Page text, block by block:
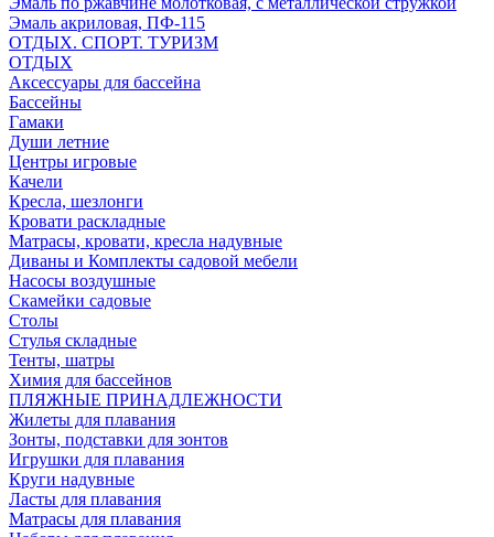
Эмаль акриловая, ПФ-115
ОТДЫХ. СПОРТ. ТУРИЗМ
ОТДЫХ
Аксессуары для бассейна
Бассейны
Гамаки
Души летние
Центры игровые
Качели
Кресла, шезлонги
Кровати раскладные
Матрасы, кровати, кресла надувные
Диваны и Комплекты садовой мебели
Насосы воздушные
Скамейки садовые
Столы
Стулья складные
Тенты, шатры
Химия для бассейнов
ПЛЯЖНЫЕ ПРИНАДЛЕЖНОСТИ
Жилеты для плавания
Зонты, подставки для зонтов
Игрушки для плавания
Круги надувные
Ласты для плавания
Матрасы для плавания